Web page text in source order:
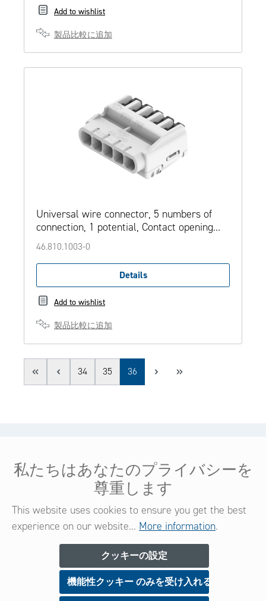
Add to wishlist
製品比較に追加
Universal wire connector, 5 numbers of
connection, 1 potential, Contact opening
function
46.810.1003-0
Details
Add to wishlist
製品比較に追加
Page
34 Page
35 Page
36
法的情報
ニュースレター
今すぐご登録いただくと、新製品や特典に関する情
私たちはあなたのプライバシーを
尊重します
This website uses cookies to ensure you get the best
experience on our website... More information.
クッキーの設定
機能性クッキー のみを受け入れる